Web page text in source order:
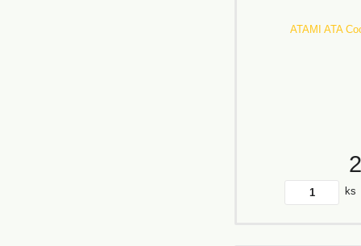
ks